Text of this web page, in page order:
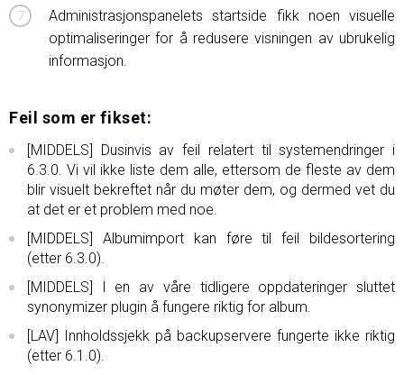
Administrasjonspanelets startside fikk noen visuelle
optimaliseringer for å redusere visningen av ubrukelig
informasjon.
Feil som er fikset:
[MIDDELS] Dusinvis av feil relatert til systemendringer i
6.3.0. Vi vil ikke liste dem alle, ettersom de fleste av dem
blir visuelt bekreftet når du møter dem, og dermed vet du
at det er et problem med noe.
[MIDDELS] Albumimport kan føre til feil bildesortering
(etter 6.3.0).
[MIDDELS] I en av våre tidligere oppdateringer sluttet
synonymizer plugin å fungere riktig for album.
[LAV] Innholdssjekk på backupservere fungerte ikke riktig
(etter 6.1.0).